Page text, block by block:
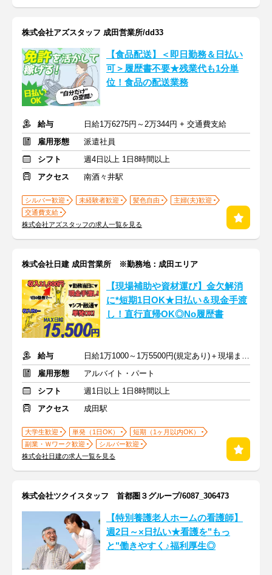
株式会社アズスタッフ 成田営業所/dd33
【食品配送】＜即日勤務＆日払い
可＞履歴書不要★残業代も1分単
位！食品の配送業務
給与
日給1万6275円～2万344円 + 交通費支給
雇用形態
派遣社員
シフト
週4日以上 1日8時間以上
アクセス
南酒々井駅
シルバー歓迎 未経験者歓迎 髪色自由
主婦(夫)歓迎
交通費支給
株式会社アズスタッフの求人一覧を見る
株式会社日建 成田営業所 ※勤務地：成田エリア
【現場補助や資材運び】金欠解消
に*短期1日OK★日払い＆現金手渡
し！直行直帰OK◎No履歴書
給与
日給1万1000～1万5500円(規定あり)＋現場までの交通費全額支給
雇用形態
アルバイト・パート
シフト
週1日以上 1日8時間以上
アクセス
成田駅
大学生歓迎 単発（1日OK）
短期（1ヶ月以内OK）
副業・Ｗワーク歓迎
シルバー歓迎
株式会社日建の求人一覧を見る
株式会社ツクイスタッフ 首都圏３グループ/6087_306473
【特別養護老人ホームの看護師】
週2日～×日払い★看護を"もっ
と"働きやすく♪福利厚生◎